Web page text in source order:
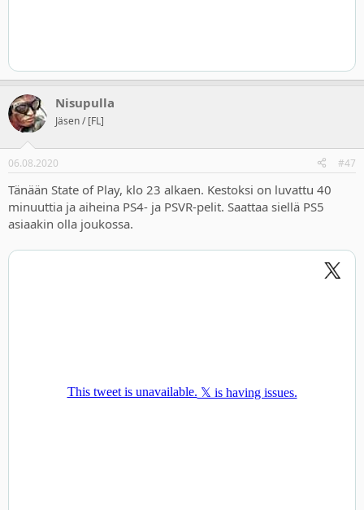
Nisupulla
Jäsen / [FL]
06.08.2020 #47
Tänään State of Play, klo 23 alkaen. Kestoksi on luvattu 40
minuuttia ja aiheina PS4- ja PSVR-pelit. Saattaa siellä PS5
asiaakin olla joukossa.